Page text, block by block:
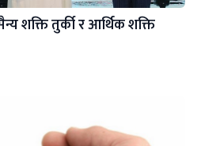
शक्ति तुर्की र आर्थिक शक्ति